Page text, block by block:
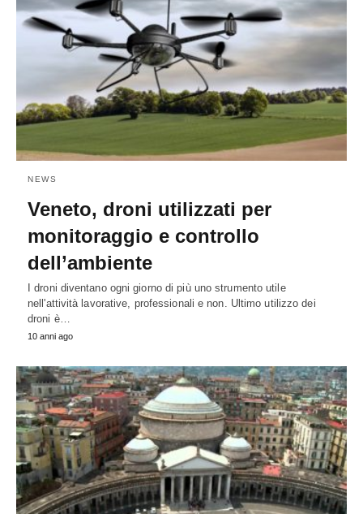
NEWS
Veneto, droni utilizzati per
monitoraggio e controllo
dell’ambiente
I droni diventano ogni giorno di più uno strumento utile
nell'attività lavorative, professionali e non. Ultimo utilizzo dei
droni è…
10 anni ago